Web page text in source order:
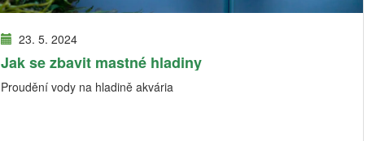
23. 5. 2024
Jak se zbavit mastné hladiny
Proudění vody na hladině akvária